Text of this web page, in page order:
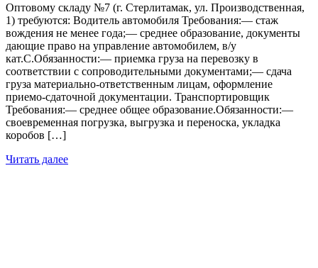
Оптовому складу №7 (г. Стерлитамак, ул. Производственная,
1) требуются: Водитель автомобиля Требования:— стаж
вождения не менее года;— среднее образование, документы
дающие право на управление автомобилем, в/у
кат.С.Обязанности:— приемка груза на перевозку в
соответствии с сопроводительными документами;— сдача
груза материально-ответственным лицам, оформление
приемо-сдаточной документации. Транспортировщик
Требования:— среднее общее образование.Обязанности:—
своевременная погрузка, выгрузка и переноска, укладка
коробов […]
Читать далее